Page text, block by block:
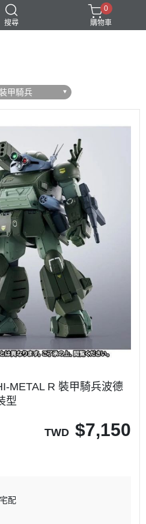
搜尋
0
購物車
甲騎兵
METAL R 裝甲騎兵波德
型
TWD $7,150
配